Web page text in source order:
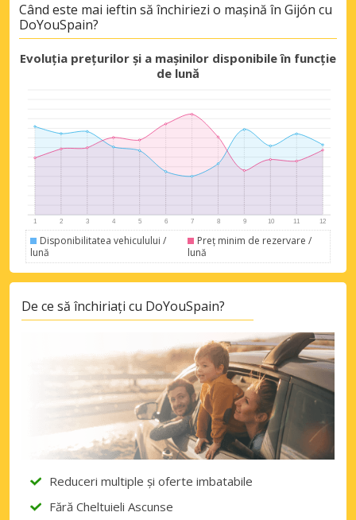
Când este mai ieftin să închiriezi o mașină în Gijón cu
DoYouSpain?
Evoluția prețurilor și a mașinilor disponibile în funcție
de lună
Disponibilitatea vehiculului /
lună
Preț minim de rezervare /
lună
De ce să închiriați cu DoYouSpain?
Reduceri multiple și oferte imbatabile
Fără Cheltuieli Ascunse